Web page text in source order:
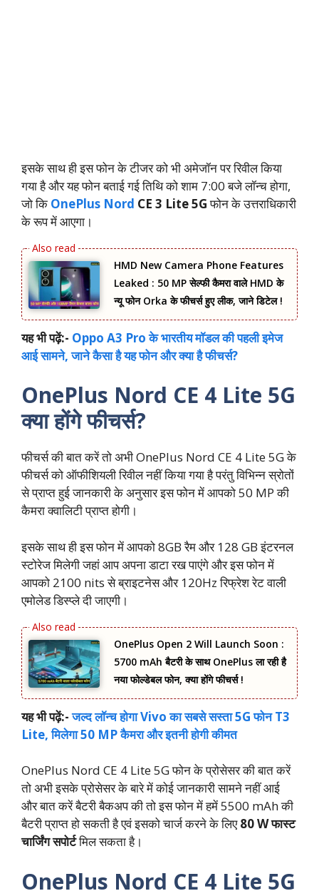
इसके साथ ही इस फोन के टीजर को भी अमेजॉन पर रिवील किया
गया है और यह फोन बताई गई तिथि को शाम 7:00 बजे लॉन्च होगा,
जो कि OnePlus Nord CE 3 Lite 5Gफोन के उत्तराधिकारी
के रूप में आएगा।
HMD New Camera Phone Features
Leaked : 50 MP सेल्फी कैमरा वाले HMD के
न्यू फोन Orka के फीचर्स हुए लीक, जाने डिटेल !
यह भी पढ़ें:- Oppo A3 Pro के भारतीय मॉडल की पहली इमेज
आई सामने, जाने कैसा है यह फोन और क्या है फीचर्स?
OnePlus Nord CE 4 Lite 5G
क्या होंगे फीचर्स?
फीचर्स की बात करें तो अभी OnePlus Nord CE 4 Lite 5G के
फीचर्स को ऑफीशियली रिवील नहीं किया गया है परंतु विभिन्न स्रोतों
से प्राप्त हुई जानकारी के अनुसार इस फोन में आपको 50 MP की
कैमरा क्वालिटी प्राप्त होगी।
इसके साथ ही इस फोन में आपको 8GB रैम और 128 GB इंटरनल
स्टोरेज मिलेगी जहां आप अपना डाटा रख पाएंगे और इस फोन में
आपको 2100 nits से ब्राइटनेस और 120Hz रिफ्रेश रेट वाली
एमोलेड डिस्प्ले दी जाएगी।
OnePlus Open 2 Will Launch Soon :
5700 mAh बैटरी के साथ OnePlus ला रही है
नया फोल्डेबल फोन, क्या होंगे फीचर्स !
यह भी पढ़ें:-जल्द लॉन्च होगा Vivo का सबसे सस्ता 5G फोन T3
Lite, मिलेगा 50 MP कैमरा और इतनी होगी कीमत
OnePlus Nord CE 4 Lite 5G फोन के प्रोसेसर की बात करें
तो अभी इसके प्रोसेसर के बारे में कोई जानकारी सामने नहीं आई
और बात करें बैटरी बैकअप की तो इस फोन में हमें 5500 mAh की
बैटरी प्राप्त हो सकती है एवं इसको चार्ज करने के लिए80 W फास्ट
चार्जिंग सपोर्टमिल सकता है।
OnePlus Nord CE 4 Lite 5G